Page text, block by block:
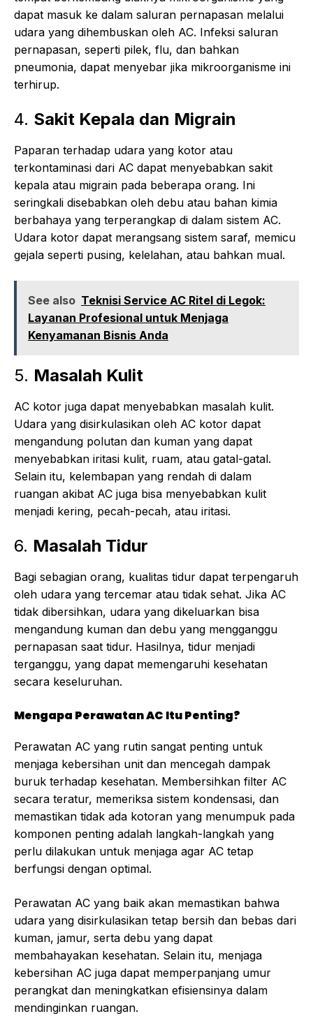
dapat masuk ke dalam saluran pernapasan melalui
udara yang dihembuskan oleh AC. Infeksi saluran
pernapasan, seperti pilek, flu, dan bahkan
pneumonia, dapat menyebar jika mikroorganisme ini
terhirup.
4. Sakit Kepala dan Migrain
Paparan terhadap udara yang kotor atau
terkontaminasi dari AC dapat menyebabkan sakit
kepala atau migrain pada beberapa orang. Ini
seringkali disebabkan oleh debu atau bahan kimia
berbahaya yang terperangkap di dalam sistem AC.
Udara kotor dapat merangsang sistem saraf, memicu
gejala seperti pusing, kelelahan, atau bahkan mual.
See also Teknisi Service AC Ritel di Legok:
Layanan Profesional untuk Menjaga
Kenyamanan Bisnis Anda
5. Masalah Kulit
AC kotor juga dapat menyebabkan masalah kulit.
Udara yang disirkulasikan oleh AC kotor dapat
mengandung polutan dan kuman yang dapat
menyebabkan iritasi kulit, ruam, atau gatal-gatal.
Selain itu, kelembapan yang rendah di dalam
ruangan akibat AC juga bisa menyebabkan kulit
menjadi kering, pecah-pecah, atau iritasi.
6. Masalah Tidur
Bagi sebagian orang, kualitas tidur dapat terpengaruh
oleh udara yang tercemar atau tidak sehat. Jika AC
tidak dibersihkan, udara yang dikeluarkan bisa
mengandung kuman dan debu yang mengganggu
pernapasan saat tidur. Hasilnya, tidur menjadi
terganggu, yang dapat memengaruhi kesehatan
secara keseluruhan.
Mengapa Perawatan AC Itu Penting?
Perawatan AC yang rutin sangat penting untuk
menjaga kebersihan unit dan mencegah dampak
buruk terhadap kesehatan. Membersihkan filter AC
secara teratur, memeriksa sistem kondensasi, dan
memastikan tidak ada kotoran yang menumpuk pada
komponen penting adalah langkah-langkah yang
perlu dilakukan untuk menjaga agar AC tetap
berfungsi dengan optimal.
Perawatan AC yang baik akan memastikan bahwa
udara yang disirkulasikan tetap bersih dan bebas dari
kuman, jamur, serta debu yang dapat
membahayakan kesehatan. Selain itu, menjaga
kebersihan AC juga dapat memperpanjang umur
perangkat dan meningkatkan efisiensinya dalam
mendinginkan ruangan.